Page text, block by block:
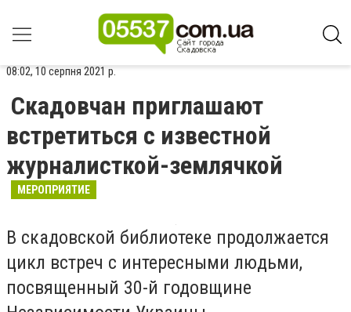
08:02, 10 серпня 2021 р.
Скадовчан приглашают
встретиться с известной
журналисткой-землячкой
МЕРОПРИЯТИЕ
В скадовской библиотеке продолжается
цикл встреч с интересными людьми,
посвященный 30-й годовщине